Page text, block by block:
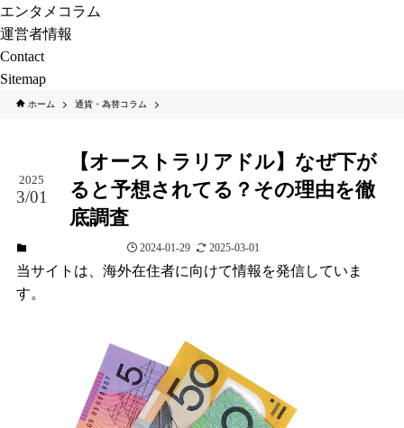
エンタメコラム
運営者情報
Contact
Sitemap
ホーム 通貨・為替コラム
【オーストラリアドル】なぜ下が
ると予想されてる？その理由を徹
底調査
2025
3/01
2024-01-29 2025-03-01
当サイトは、海外在住者に向けて情報を発信していま
す。